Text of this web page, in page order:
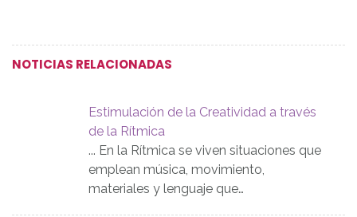
NOTICIAS RELACIONADAS
Estimulación de la Creatividad a través
de la Rítmica
... En la Rítmica se viven situaciones que
emplean música, movimiento,
materiales y lenguaje que…